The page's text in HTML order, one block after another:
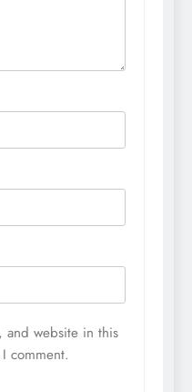
and website in this
comment.